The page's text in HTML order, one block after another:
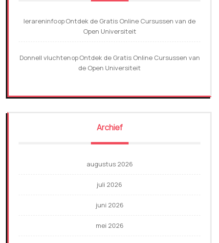
lerareninfoopOntdek de Gratis Online Cursussen van de
Open Universiteit
Donnell vluchtenopOntdek de Gratis Online Cursussen van
de Open Universiteit
Archief
augustus 2026
juli 2026
juni 2026
mei 2026